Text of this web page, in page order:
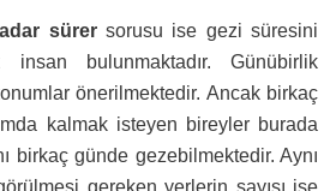
sürer sorusu ise gezi süresini
bulunmaktadır. Günübirlik
önerilmektedir. Ancak birkaç
kalmak isteyen bireyler burada
birkaç günde gezebilmektedir. Aynı